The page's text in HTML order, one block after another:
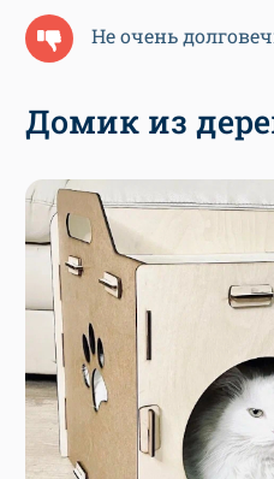
Не очень
Домик из